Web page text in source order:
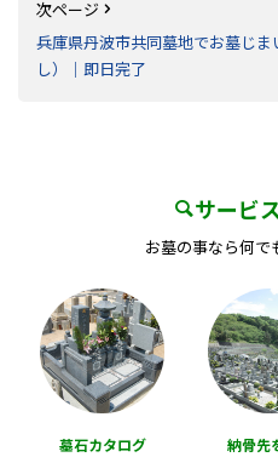
次ページ
兵庫県丹波市共同墓地でお墓じ
し）｜即日完了
サービ
お墓の事なら何で
墓石カタログ 納骨先